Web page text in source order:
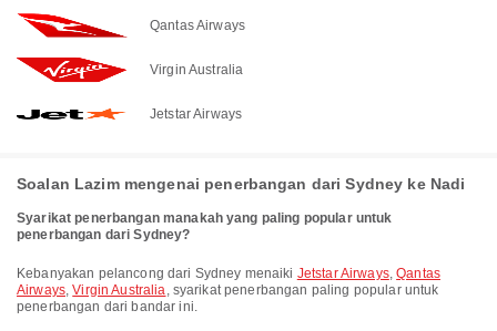
Qantas Airways
Virgin Australia
Jetstar Airways
Soalan Lazim mengenai penerbangan dari Sydney ke Nadi
Syarikat penerbangan manakah yang paling popular untuk
penerbangan dari Sydney?
Kebanyakan pelancong dari Sydney menaiki Jetstar Airways,Qantas
Airways,Virgin Australia, syarikat penerbangan paling popular untuk
penerbangan dari bandar ini.